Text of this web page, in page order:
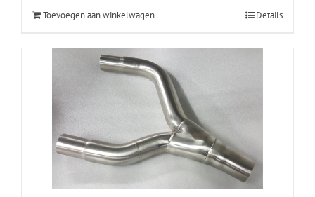
Toevoegen aan winkelwagen Details